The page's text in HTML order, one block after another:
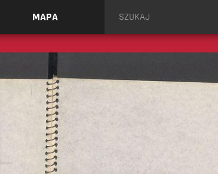
MAPA Szukaj